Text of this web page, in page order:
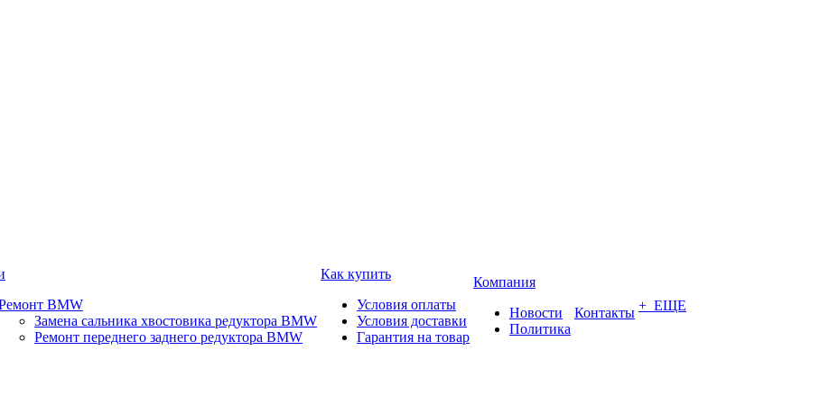
BMW
Замена сальника хвостовика редуктора BMW
Ремонт переднего заднего редуктора BMW
Как купить
Условия оплаты
Условия доставки
Гарантия на товар
Компания
Новости
Политика
Контакты + ЕЩЕ